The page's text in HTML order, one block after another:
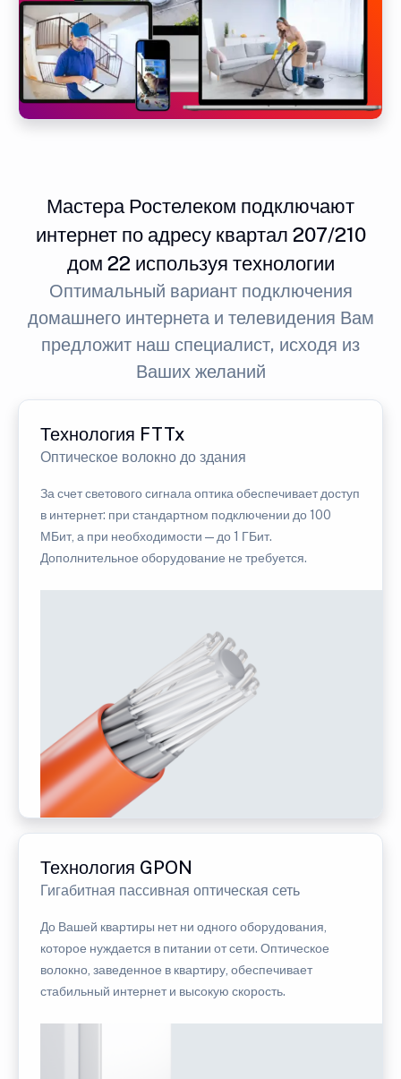
Мастера Ростелеком подключают
интернет по адресу квартал 207/210
дом 22 используя технологии
Оптимальный вариант подключения
домашнего интернета и телевидения Вам
предложит наш специалист, исходя из
Ваших желаний
Технология FTTx
Оптическое волокно до здания
За счет светового сигнала оптика обеспечивает доступ
в интернет: при стандартном подключении до 100
МБит, а при необходимости — до 1 ГБит.
Дополнительное оборудование не требуется.
Технология GPON
Гигабитная пассивная оптическая сеть
До Вашей квартиры нет ни одного оборудования,
которое нуждается в питании от сети. Оптическое
волокно, заведенное в квартиру, обеспечивает
стабильный интернет и высокую скорость.